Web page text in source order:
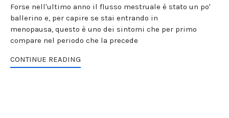
Forse nell'ultimo anno il flusso mestruale è stato un po'
ballerino e, per capire se stai entrando in
menopausa, questo è uno dei sintomi che per primo
compare nel periodo che la precede
CONTINUE READING